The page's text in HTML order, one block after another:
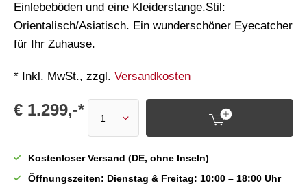
Einlebeböden und eine Kleiderstange.Stil:
Orientalisch/Asiatisch. Ein wunderschöner Eyecatcher
für Ihr Zuhause.
* Inkl. MwSt., zzgl. Versandkosten
€ 1.299,-*
Kostenloser Versand (DE, ohne Inseln)
Öffnungszeiten: Dienstag & Freitag: 10:00 – 18:00 Uhr